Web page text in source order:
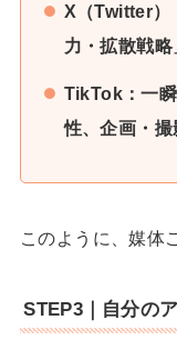
X（Twitter）
力・拡散戦
TikTok：一
性、企画・
このように、媒体
STEP3｜自分の